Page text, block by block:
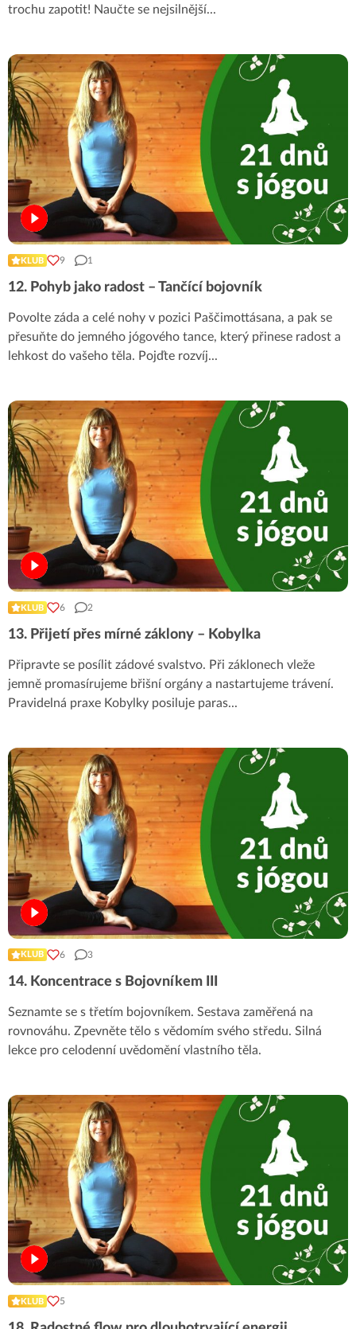
trochu zapotit! Naučte se nejsilnější...
KLUB 9 1
12. Pohyb jako radost – Tančící bojovník
Povolte záda a celé nohy v pozici Paščimottásana, a pak se
přesuňte do jemného jógového tance, který přinese radost a
lehkost do vašeho těla. Pojďte rozvíj...
KLUB 6 2
13. Přijetí přes mírné záklony – Kobylka
Připravte se posílit zádové svalstvo. Při záklonech vleže
jemně promasírujeme břišní orgány a nastartujeme trávení.
Pravidelná praxe Kobylky posiluje paras...
KLUB 6 3
14. Koncentrace s Bojovníkem III
Seznamte se s třetím bojovníkem. Sestava zaměřená na
rovnováhu. Zpevněte tělo s vědomím svého středu. Silná
lekce pro celodenní uvědomění vlastního těla.
KLUB 5